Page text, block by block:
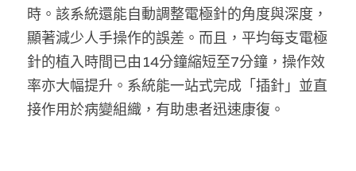
溫志倫專欄
汪明欣專欄
張美雄專欄
時。該系統還能自動調整電極針的角度與深度，
顯著減少人手操作的誤差。而且，平均每支電極
針的植入時間已由14分鐘縮短至7分鐘，操作效
率亦大幅提升。系統能一站式完成「插針」並直
接作用於病變組織，有助患者迅速康復。